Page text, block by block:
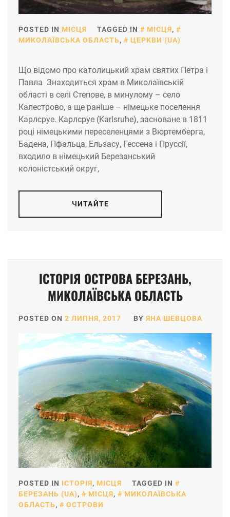
POSTED IN МІСЦЯ TAGGED IN МІСЦЯ,
МИКОЛАЇВСЬКА ОБЛАСТЬ, ЦЕРКВИ (UA)
Що відомо про католицький храм святих Петра і
Павла Знаходиться храм в Миколаївській
області в селі Степове, в минулому – село
Калестрово, а ще раніше – німецьке поселення
Карлсруе. Карлсруе (Karlsruhe), засноване в 1811
році німецькими переселенцями з Вюртемберга,
Бадена, Пфальца, Ельзасу, Гессена і Пруссії,
входило в німецький Березанський
колоністський округ,
ЧИТАЙТЕ
ІСТОРІЯ ОСТРОВА БЕРЕЗАНЬ,
МИКОЛАЇВСЬКА ОБЛАСТЬ
POSTED ON 2 ЛИПНЯ, 2017 BY ЯНА ШЕВЦОВА
POSTED IN ІСТОРІЯ, МІСЦЯ
TAGGED IN
БЕРЕЗАНЬ (UA), МІСЦЯ,
МИКОЛАЇВСЬКА
ОБЛАСТЬ, ОСТРОВИ